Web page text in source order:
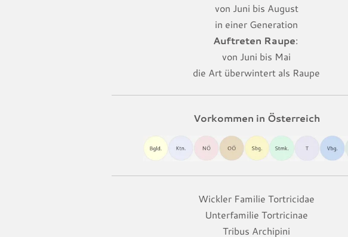
von Juni bis August
in einer Generation
Auftreten Raupe:
von Juni bis Mai
die Art überwintert als Raupe
Vorkommen in Österreich
Wickler Familie Tortricidae
Unterfamilie Tortricinae
Tribus Archipini